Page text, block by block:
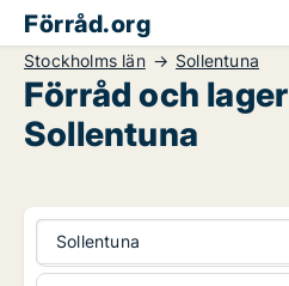
Förråd.org
Stockholms län Sollentuna
Förråd och
Sollentuna
Sollentuna